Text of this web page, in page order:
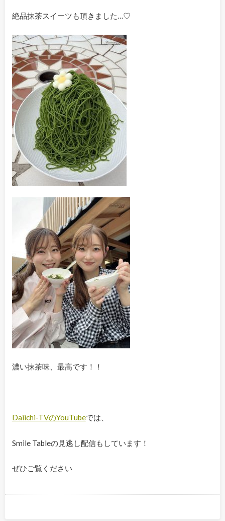
絶品抹茶スイーツも頂きました…♡
濃い抹茶味、最高です！！
Daiichi-TVのYouTubeでは、
Smile Tableの見逃し配信もしています！
ぜひご覧ください